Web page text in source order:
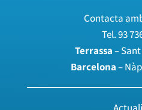
Contacta
Tel.93
Terrassa– Sant
Barcelona–